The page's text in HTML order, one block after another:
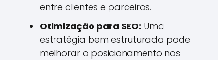
entre clientes e parceiros.
Otimização para SEO: Uma
estratégia bem estruturada pode
melhorar o posicionamento nos